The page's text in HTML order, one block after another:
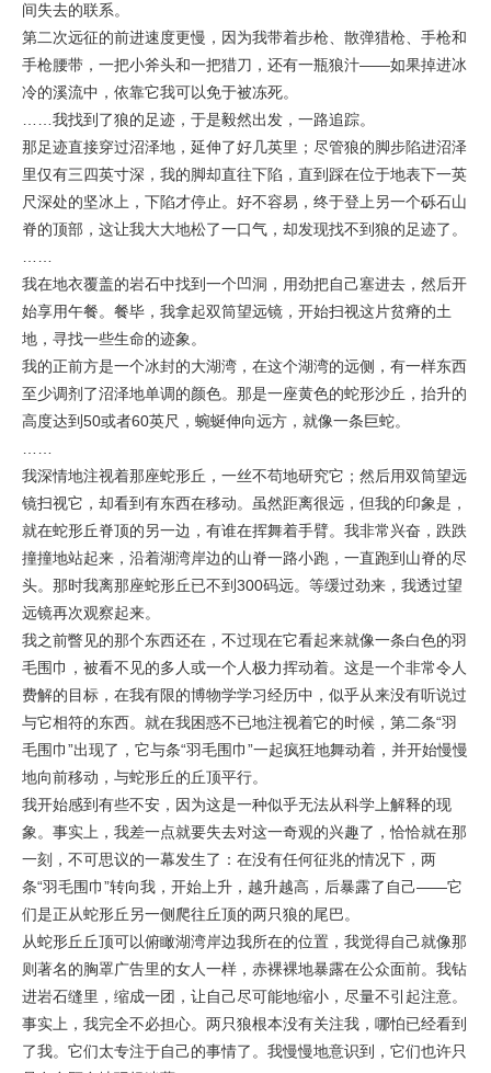
间失去的联系。
第二次远征的前进速度更慢，因为我带着步枪、散弹猎枪、手枪和
手枪腰带，一把小斧头和一把猎刀，还有一瓶狼汁——如果掉进冰
冷的溪流中，依靠它我可以免于被冻死。
……我找到了狼的足迹，于是毅然出发，一路追踪。
那足迹直接穿过沼泽地，延伸了好几英里；尽管狼的脚步陷进沼泽
里仅有三四英寸深，我的脚却直往下陷，直到踩在位于地表下一英
尺深处的坚冰上，下陷才停止。好不容易，终于登上另一个砾石山
脊的顶部，这让我大大地松了一口气，却发现找不到狼的足迹了。
我在地衣覆盖的岩石中找到一个凹洞，用劲把自己塞进去，然后开
始享用午餐。餐毕，我拿起双筒望远镜，开始扫视这片贫瘠的土
地，寻找一些生命的迹象。
我的正前方是一个冰封的大湖湾，在这个湖湾的远侧，有一样东西
至少调剂了沼泽地单调的颜色。那是一座黄色的蛇形沙丘，抬升的
高度达到50或者60英尺，蜿蜒伸向远方，就像一条巨蛇。
我深情地注视着那座蛇形丘，一丝不苟地研究它；然后用双筒望远
镜扫视它，却看到有东西在移动。虽然距离很远，但我的印象是，
就在蛇形丘脊顶的另一边，有谁在挥舞着手臂。我非常兴奋，跌跌
撞撞地站起来，沿着湖湾岸边的山脊一路小跑，一直跑到山脊的尽
头。那时我离那座蛇形丘已不到300码远。等缓过劲来，我透过望
远镜再次观察起来。
我之前瞥见的那个东西还在，不过现在它看起来就像一条白色的羽
毛围巾，被看不见的多人或一个人极力挥动着。这是一个非常令人
费解的目标，在我有限的博物学学习经历中，似乎从来没有听说过
与它相符的东西。就在我困惑不已地注视着它的时候，第二条“羽
毛围巾”出现了，它与条“羽毛围巾”一起疯狂地舞动着，并开始慢慢
地向前移动，与蛇形丘的丘顶平行。
我开始感到有些不安，因为这是一种似乎无法从科学上解释的现
象。事实上，我差一点就要失去对这一奇观的兴趣了，恰恰就在那
一刻，不可思议的一幕发生了：在没有任何征兆的情况下，两
条“羽毛围巾”转向我，开始上升，越升越高，后暴露了自己——它
们是正从蛇形丘另一侧爬往丘顶的两只狼的尾巴。
从蛇形丘丘顶可以俯瞰湖湾岸边我所在的位置，我觉得自己就像那
则著名的胸罩广告里的女人一样，赤裸裸地暴露在公众面前。我钻
进岩石缝里，缩成一团，让自己尽可能地缩小，尽量不引起注意。
事实上，我完全不必担心。两只狼根本没有关注我，哪怕已经看到
了我。它们太专注于自己的事情了。我慢慢地意识到，它们也许只